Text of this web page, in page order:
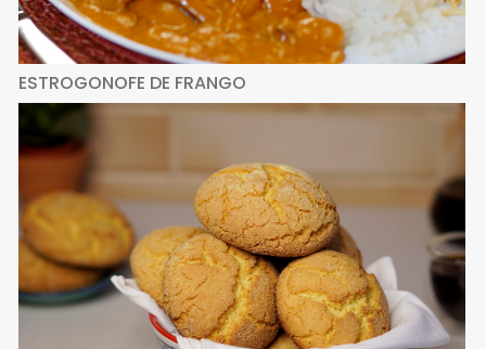
ESTROGONOFE DE FRANGO